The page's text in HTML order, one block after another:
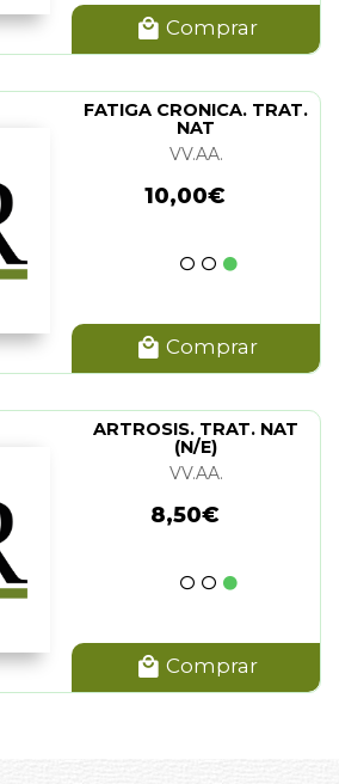
Comprar
FATIGA CRONICA. TRAT.
NAT
VV.AA.
10,00€
Comprar
ARTROSIS. TRAT. NAT
(N/E)
VV.AA.
8,50€
Comprar